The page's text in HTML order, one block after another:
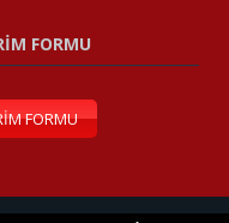
FORMU
FORMU